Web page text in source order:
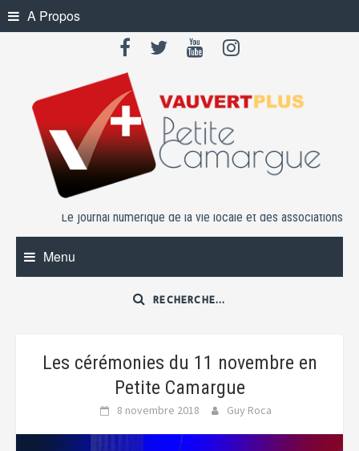
Skip
to
A Propos
Le journal numérique de la vie locale et des associations
Menu
Les cérémonies du 11 novembre en
Petite Camargue
8 novembre 2018 Guy Roca